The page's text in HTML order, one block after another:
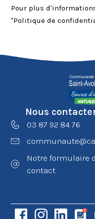
Pour plus
"Politique de
Nous
03 87 92 84 76
Notre formulaire
contact